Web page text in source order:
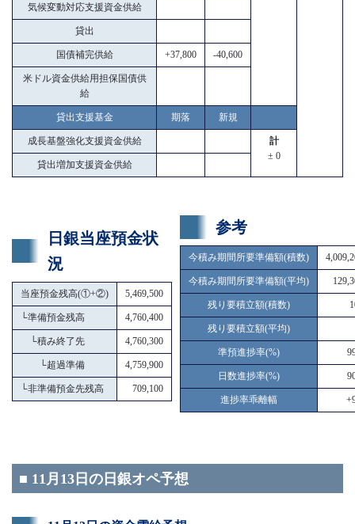
気候変動対応支援資金供給
貸出
国債補完供給 +37,800 -40,600
米ドル資金供給用担保国債供
給
貸出支援基金 期落 新規
成長基盤強化支援資金供給
計
± 0
貸出増加支援資金供給
日銀当座預金状
況
当座預金残高(①+②) 5,469,500
└準備預金残高 4,760,400
└積み終了先 4,760,300
└超過準備 4,759,900
└非準備預金先残高 709,100
参考
今積み期間所要準備額(積数)
今積み期間所要準備額(平均)
残り要積立額(積数)
残り要積立額(平均)
準預進捗率(%)
日数進捗率(%)
進捗率乖離幅
■ 11月13日の日銀オペ予想